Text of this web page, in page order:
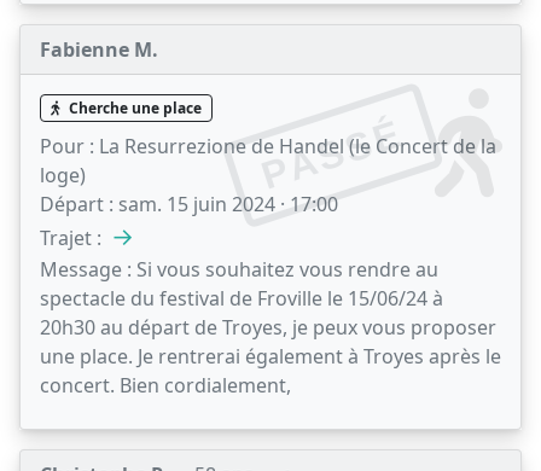
Fabienne M.
PASSÉ
Cherche une place
Pour : La Resurrezione de Handel (le Concert de la
loge)
Départ : sam. 15 juin 2024 · 17:00
Trajet : →
Message : Si vous souhaitez vous rendre au
spectacle du festival de Froville le 15/06/24 à
20h30 au départ de Troyes, je peux vous proposer
une place. Je rentrerai également à Troyes après le
concert. Bien cordialement,